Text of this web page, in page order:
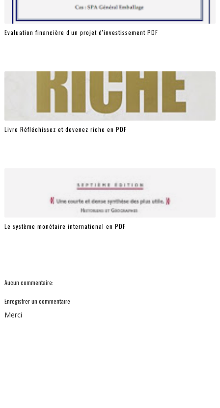
Evaluation financière d'un projet d'investissement PDF
Livre Réfléchissez et devenez riche en PDF
Le système monétaire international en PDF
Aucun commentaire:
Enregistrer un commentaire
Merci